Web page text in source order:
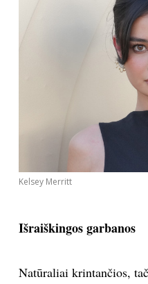
Kelsey Merritt
Išraiškingos garbanos
Natūraliai krintančios,